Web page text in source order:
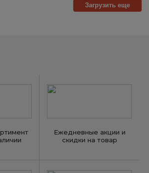
Загрузить еще
Ежедневные акции и
скидки на товар